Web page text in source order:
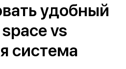
удобный
vs
система